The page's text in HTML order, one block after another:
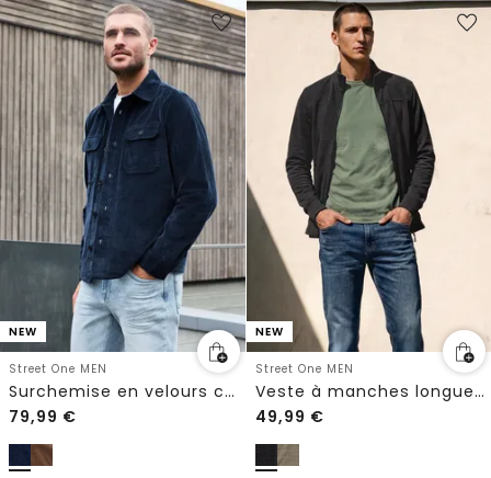
NEW
Street One MEN
Surchemise en velours côtelé avec poches poitrine
79,99 €
NEW
Street One MEN
Veste à manches longues et col montant
49,99 €